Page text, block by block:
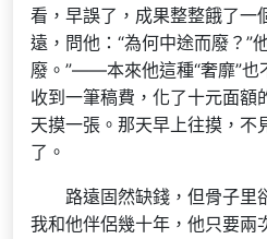
看，早誤了，成果整整餓了一
遠，問他：“為何中途而廢？”
廢。”——本來他這種“奢靡”也
收到一筆稿費，化了十元面額
天摸一張。那天早上往摸，不
了。
路遠固然缺錢，但骨子里
我和他伴侶幾十年，他只要兩